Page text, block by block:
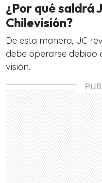
¿Por qué saldrá
Chilevisión?
De esta manera, JC
debe operarse debido
visión.